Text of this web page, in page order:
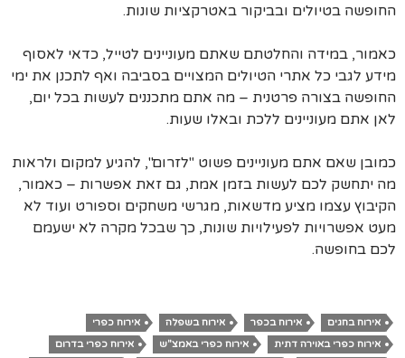
החופשה בטיולים ובביקור באטרקציות שונות.
כאמור, במידה והחלטתם שאתם מעוניינים לטייל, כדאי לאסוף
מידע לגבי כל אתרי הטיולים המצויים בסביבה ואף לתכנן את ימי
החופשה בצורה פרטנית – מה אתם מתכננים לעשות בכל יום,
לאן אתם מעוניינים ללכת ובאלו שעות.
כמובן שאם אתם מעוניינים פשוט "לזרום", להגיע למקום ולראות
מה יתחשק לכם לעשות בזמן אמת, גם זאת אפשרות – כאמור,
הקיבוץ עצמו מציע מדשאות, מגרשי משחקים וספורט ועוד לא
מעט אפשרויות לפעילויות שונות, כך שבכל מקרה לא ישעמם
לכם בחופשה.
אירוח בחגים אירוח בכפר אירוח בשפלה
אירוח כפרי
אירוח כפרי באוירה דתית
אירוח כפרי באמצ"ש
אירוח כפרי בדרום